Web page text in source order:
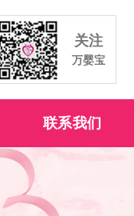
关注
万婴宝
联系我们